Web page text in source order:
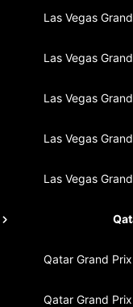
Las Vegas
Las Vegas
Las Vegas
Las Vegas
Las Vegas
Qatar Grand Prix
Qatar Grand Prix